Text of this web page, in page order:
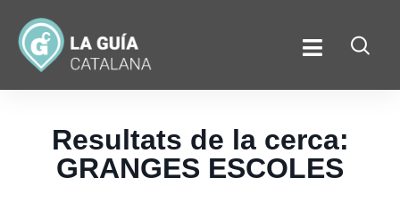
Resultats de la cerca:
GRANGES ESCOLES